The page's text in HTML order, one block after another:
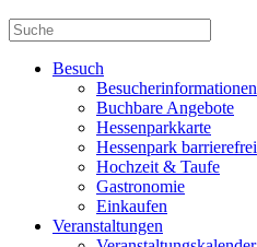
Besuch
Besucherinformationen
Buchbare Angebote
Hessenparkkarte
Hessenpark barrierefrei
Hochzeit & Taufe
Gastronomie
Einkaufen
Veranstaltungen